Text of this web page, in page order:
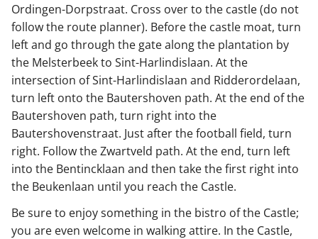
Ordingen-Dorpstraat. Cross over to the castle (do not
follow the route planner). Before the castle moat, turn
left and go through the gate along the plantation by
the Melsterbeek to Sint-Harlindislaan. At the
intersection of Sint-Harlindislaan and Ridderordelaan,
turn left onto the Bautershoven path. At the end of the
Bautershoven path, turn right into the
Bautershovenstraat. Just after the football field, turn
right. Follow the Zwartveld path. At the end, turn left
into the Bentincklaan and then take the first right into
the Beukenlaan until you reach the Castle.
Be sure to enjoy something in the bistro of the Castle;
you are even welcome in walking attire. In the Castle,